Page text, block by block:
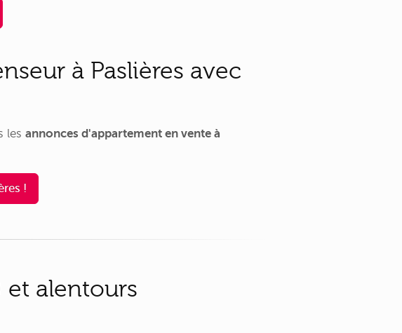
à Paslières avec
les annonces d'appartement en vente à
!
et alentours